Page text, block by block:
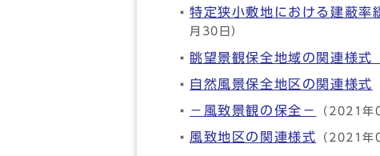
特定狭小敷地における建蔽率
月30日）
眺望景観保全地域の関連様式
自然風景保全地区の関連様式
－風致景観の保全－ （2021年
風致地区の関連様式 （2021年